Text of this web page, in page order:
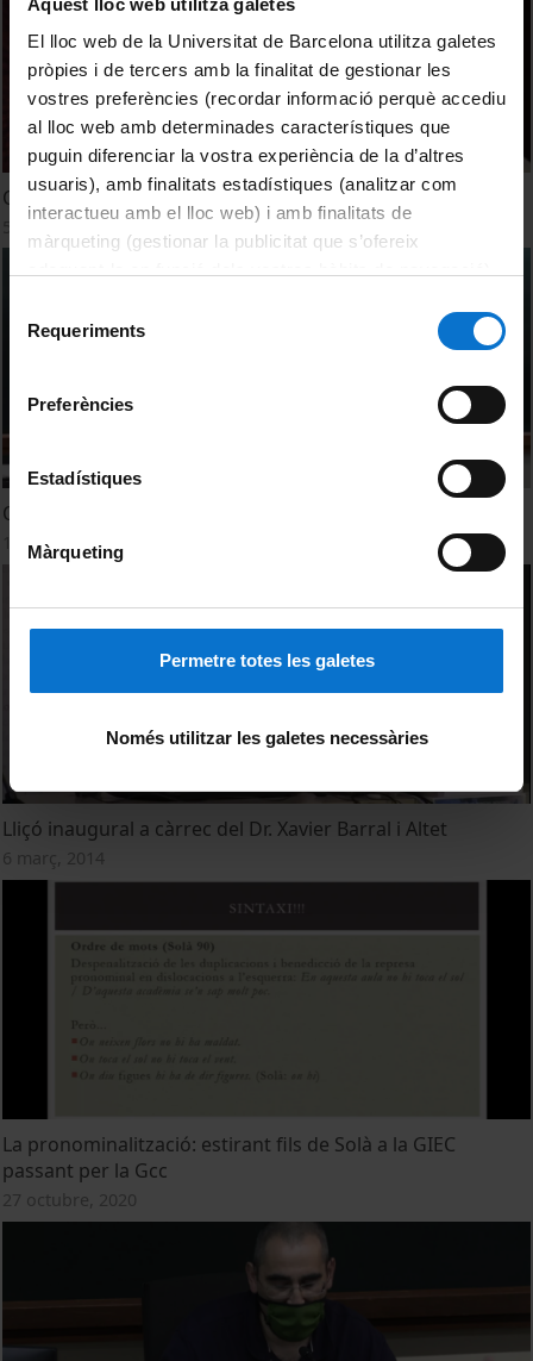
El lloc web de la Universitat de Barcelona utilitza galetes
pròpies i de tercers amb la finalitat de gestionar les
vostres preferències (recordar informació perquè accediu
al lloc web amb determinades característiques que
puguin diferenciar la vostra experiència de la d’altres
usuaris), amb finalitats estadístiques (analitzar com
interactueu amb el lloc web) i amb finalitats de
màrqueting (gestionar la publicitat que s’ofereix
consultar laPolítica de galetes del lloc web de la
Requeriments
Preferències
Estadístiques
Màrqueting
Permetre totes les galetes
Només utilitzar les galetes necessàries
Què t'anava a dir
5 novembre, 2012
Quàntica
14 maig, 2013
Lliçó inaugural a càrrec del Dr. Xavier Barral i Altet
6 març, 2014
La pronominalització: estirant fils de Solà a la GIEC
passant per la Gcc
27 octubre, 2020